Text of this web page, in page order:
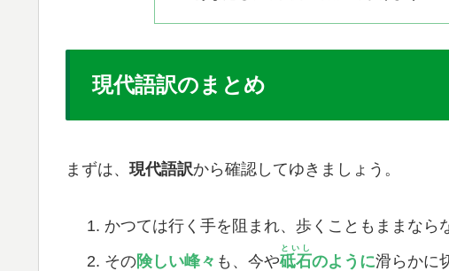
​現代語訳のまとめ
まずは、 現代語訳から確認してゆきましょう。
かつては行く手を阻まれ、歩くこともままなら
​その険しい峰々 も、今や砥石
といし
のように滑らかに